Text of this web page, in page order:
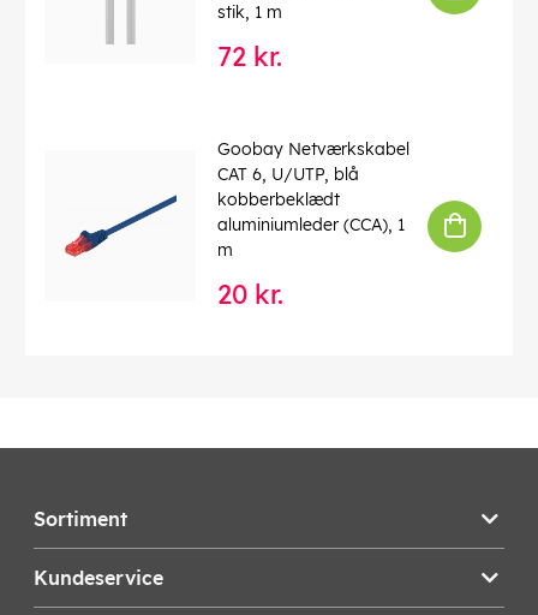
stik, 1 m
72 kr.
Goobay Netværkskabel
CAT 6, U/UTP, blå
kobberbeklædt
aluminiumleder (CCA), 1
m
20 kr.
Sortiment
Kundeservice